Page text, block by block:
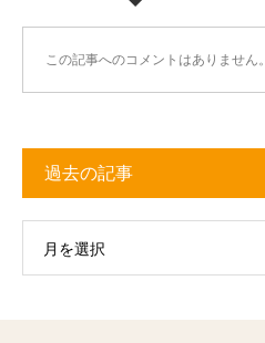
この記事へのコメントはありません。
過去の記事
月を選択